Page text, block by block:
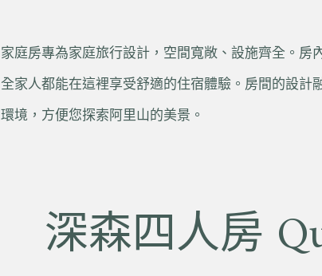
家庭房專為家庭旅行設計，空間寬敞、設施齊全。
全家人都能在這裡享受舒適的住宿體驗。房間的設
環境，方便您探索阿里山的美景。
深森四人房